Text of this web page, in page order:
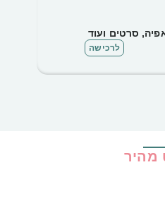
סרטים ועוד
לרכישה
מהיר